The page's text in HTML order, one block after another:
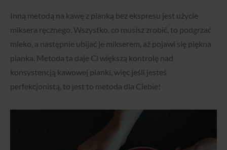
Inną metodą na kawę z pianką bez ekspresu jest użycie
miksera ręcznego. Wszystko, co musisz zrobić, to podgrzać
mleko, a następnie ubijać je mikserem, aż pojawi się piękna
pianka. Metoda ta daje Ci większą kontrolę nad
konsystencją kawowej pianki, więc jeśli jesteś
perfekcjonistą, to jest to metoda dla Ciebie!